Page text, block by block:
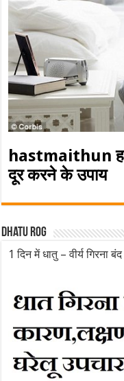
hastmaithun
दूर करने के उपाय
Dhatu rog
1 दिन में धातु – वीर्य गिरना बंद